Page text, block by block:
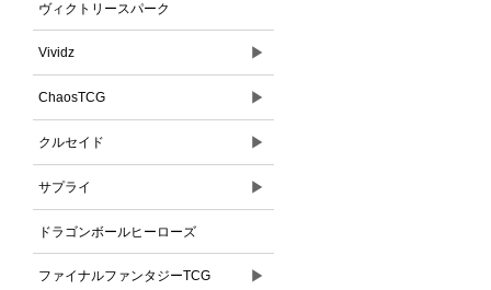
ヴィクトリースパーク
Vividz ▶
ChaosTCG ▶
クルセイド ▶
サプライ ▶
ドラゴンボールヒーローズ
ファイナルファンタジーTCG ▶